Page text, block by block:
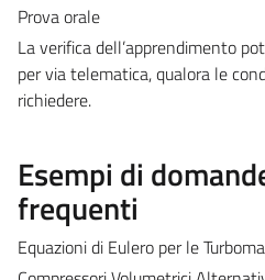
Prova orale
La verifica dell’apprendimento
per via telematica, qualora le
richiedere.
Esempi di
frequenti
Equazioni di Eulero per le